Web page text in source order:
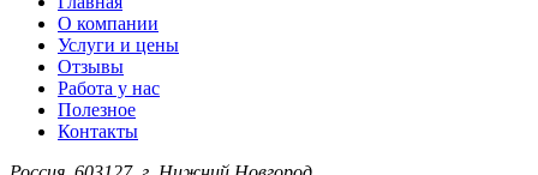
О компании
Услуги и цены
Отзывы
Работа у нас
Полезное
Контакты